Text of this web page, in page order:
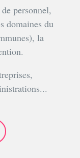
personnel,
domaines du
la